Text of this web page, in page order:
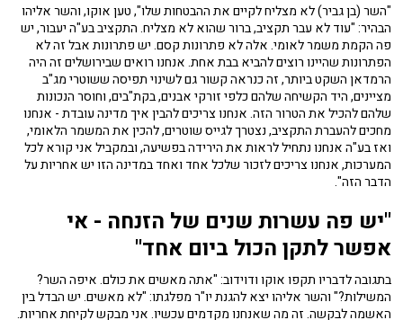
"השר (בן גביר) לא מצליח לקיים את ההבטחות שלו", טען אוקו, והשר אליהו
הבהיר: "עוד לא עבר תקציב, ברור שהוא לא מצליח. התקציב בע"ה יעבור, יש
פה הקמת משמר לאומי. אלה לא פתרונות קסם. יש פתרונות אבל זה לא
הפתרונות שהיינו רוצים להביא בבת אחת. אנחנו רואים שבירושלים זה היה
הרמדאן השקט ביותר, זה כנראה קשור גם לשינוי תפיסה ששוטרי מג"ב
מציינים, היד הקשיחה שלהם כלפי זורקי אבנים, בקת"בים, וחוסר הנכונות
שלהם להכיל את הטרור הזה. אנחנו צריכים להבין איך מדינה עובדת - אנחנו
מחכים להעברת התקציב, נצטרך לגייס שוטרים, להכין את המשמר הלאומי,
ואז בע"ה אנחנו נתחיל לראות את הירידה בפשיעה, ובמקביל אני קורא לכל
המערכות, אנחנו צריכים לזכור שלכל אחד ואחד במדינה הזו יש אחריות על
הדבר הזה".
"יש פה עשרות שנים של הזנחה - אי
אפשר לתקן הכול ביום אחד"
בתגובה לדבריו תקפו אוקו ודוידוב: "אתה מאשים את כולם. איפה השר?
המשילות?" והשר אליהו יצא להגנת יו"ר מפלגתו: "לא מאשים. יש הבדל בין
האשמה לבקשה. זה מה שאנחנו מקדמים עכשיו. אני מבקש לקיחת אחריות.